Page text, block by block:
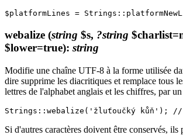
webalize (string $s, ?string
$lower=true): string
Modifie une chaîne UTF-8 à la forme utilisée
dire supprime les diacritiques et remplace tous
lettres de l'alphabet anglais et les chiffres, par
Si d'autres caractères doivent être conservés, ils